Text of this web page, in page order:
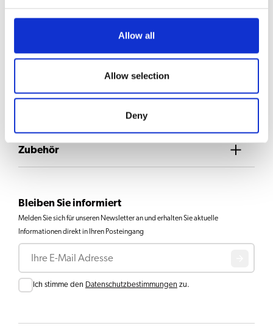
Allow all
Allow selection
Deny
AUSWAHL AN GETRÄNKEN
Downloads & Dokumente
Zubehör
Bleiben Sie informiert
Melden Sie sich für unseren Newsletter an und erhalten Sie aktuelle
Informationen direkt in Ihren Posteingang
E-Mail
Consent
Ich stimme den Datenschutzbestimmungen zu.